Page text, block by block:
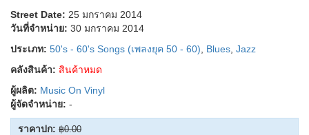
Street Date: 25 มกราคม 2014
วันที่จำหน่าย: 30 มกราคม 2014
ประเภท: 50's - 60's Songs (เพลงยุค 50 - 60) Blues Jazz
คลังสินค้า: สินค้าหมด
ผู้ผลิต: Music On Vinyl
ผู้จัดจำหน่าย: -
ราคาปก: ฿0.00